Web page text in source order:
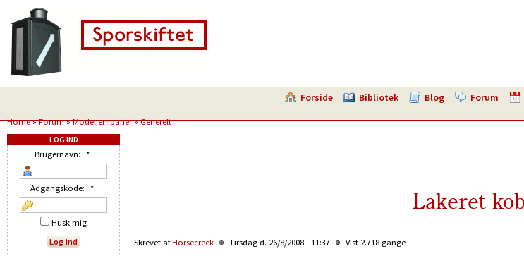
Forside Bibliotek Blog Forum
Home»Forum»Modeljernbaner»Generelt
Lakeret
Skrevet afHorsecreek Tirsdag d. 26/8/2008 - 11:37 Vist 2.718 gange
LOG IND
Brugernavn: *
Adgangskode: *
Husk mig